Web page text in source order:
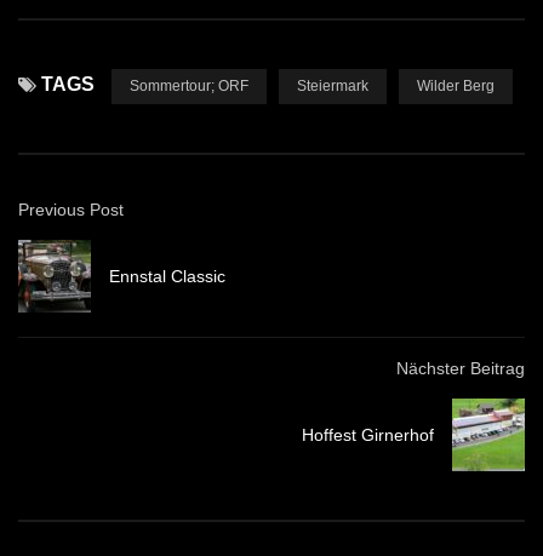
TAGS Sommertour; ORF Steiermark Wilder Berg
Previous Post
Ennstal Classic
Nächster Beitrag
Hoffest Girnerhof